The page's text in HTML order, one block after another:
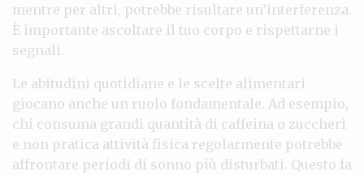
mentre per altri, potrebbe risultare un’interferenza.
È importante ascoltare il tuo corpo e rispettarne i
segnali.
Le abitudini quotidiane e le scelte alimentari
giocano anche un ruolo fondamentale. Ad esempio,
chi consuma grandi quantità di caffeina o zuccheri
e non pratica attività fisica regolarmente potrebbe
affrontare periodi di sonno più disturbati. Questo fa